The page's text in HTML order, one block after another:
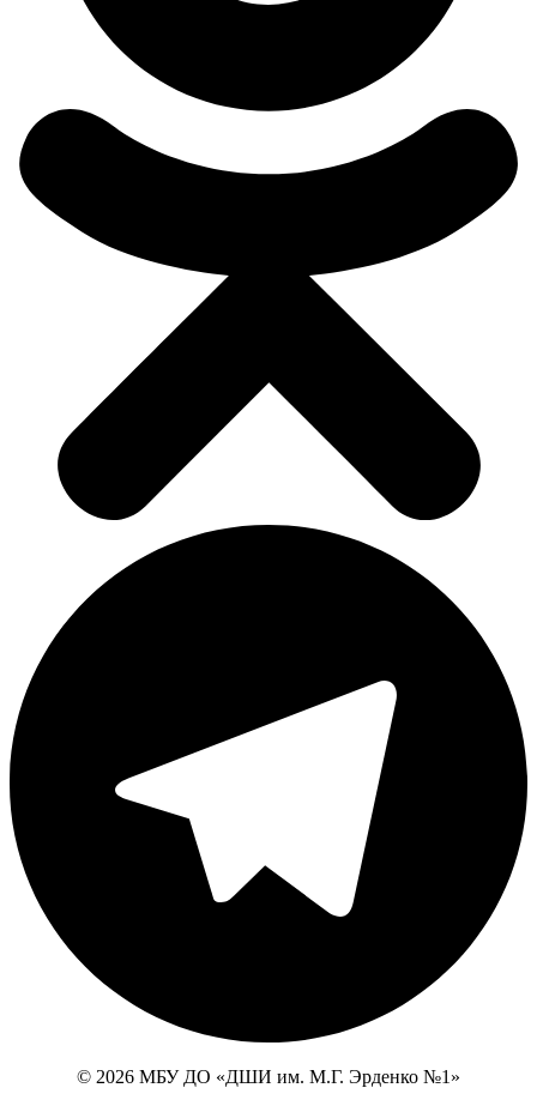
© 2026 МБУ ДО «ДШИ им. М.Г. Эрденко №1»